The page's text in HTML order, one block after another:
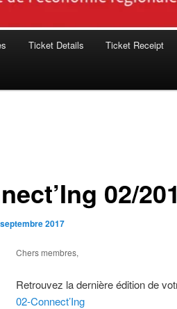
Ticket Details Ticket Receipt
02/
2017
Chers membres,
Retrouvez la dernière édition de
02-Connect’Ing